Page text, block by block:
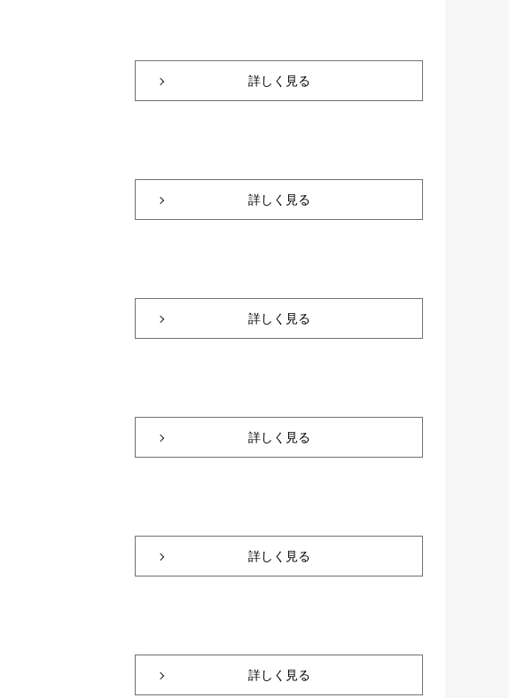
詳しく見る
詳しく見る
詳しく見る
詳しく見る
詳しく見る
詳しく見る